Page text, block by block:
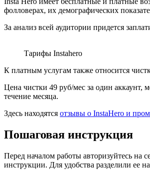
фолловерах, их демографических
За анализ всей аудитории придется
Тарифы Instahero
К платным услугам также относится
Цена чистки 49 руб/мес за один аккаунт,
течение месяца.
Здесь находятся отзывы о InstaHero и
Пошаговая инструкция
Перед началом работы авторизуйтесь на
инструкции. Для удобства разделили ее